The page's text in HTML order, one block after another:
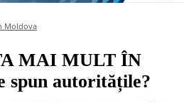
Moldova
MAI MULT ÎN
spun autoritățile?